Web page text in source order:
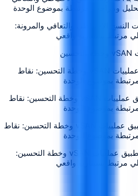
ومراجعة مرتبطة بموضوع الوحدة
النسخ الاحتياطي والتعافي والمرونة:
مرتبط بسيناريو واقعي
تخطيط التنفيذ لـ تطبيق عملييات vSAN وخطة التحسين: نقاط
بموضوع الوحدة
أسئلة الجاهزية قبل تطبيق عملييات vSAN وخطة التحسين: نقاط
بموضوع الوحدة
تصميم تجربة أولية لـ تطبيق عملييات vSAN وخطة التحسين: نقاط
بموضوع الوحدة
الدروس المستفادة بعد تطبيق عملييات vSAN وخطة التحسين:
مرتبط بسيناريو واقعي